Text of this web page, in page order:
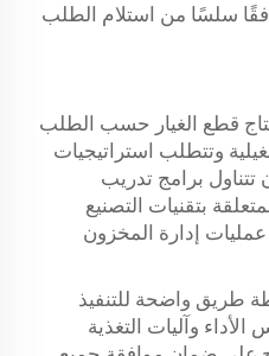
سلسًا من استلام الطلب
قطع الغيار حسب الطلب
وتتطلب استراتيجيات
تتناول برامج تدريب
بتقنيات التصنيع
إدارة المخزون
طريق واضحة للتنفيذ
وآليات التغذية